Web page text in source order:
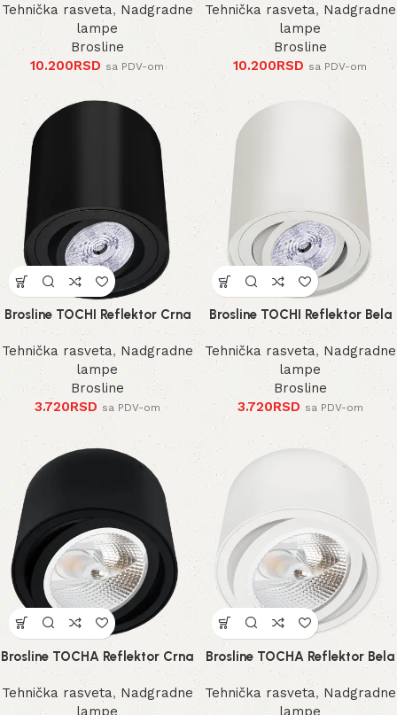
Tehnička rasveta, Nadgradne
lampe
Brosline
10.200RSD sa PDV-om
Tehnička rasveta, Nadgradne
lampe
Brosline
10.200RSD sa PDV-om
Brosline TOCHI Reflektor Crna
Tehnička rasveta, Nadgradne
lampe
Brosline
3.720RSD sa PDV-om
Brosline TOCHI Reflektor Bela
Tehnička rasveta, Nadgradne
lampe
Brosline
3.720RSD sa PDV-om
Brosline TOCHA Reflektor Crna
Tehnička rasveta, Nadgradne
lampe
Brosline TOCHA Reflektor Bela
Tehnička rasveta, Nadgradne
lampe